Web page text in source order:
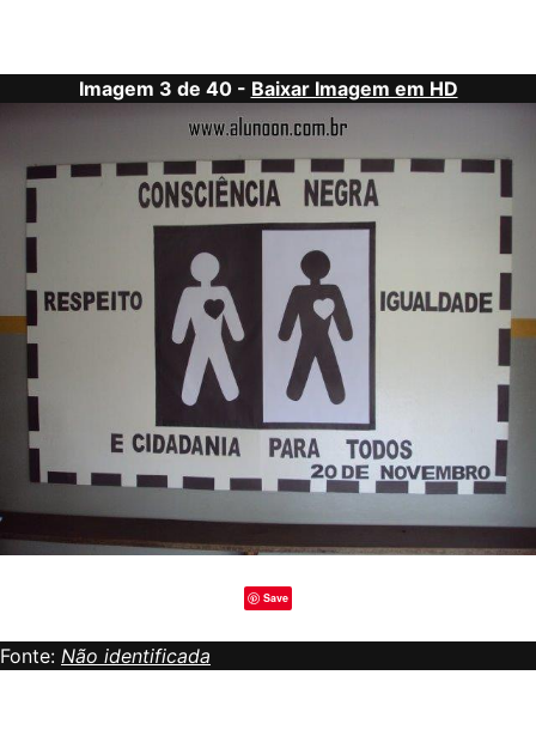
Imagem 3 de 40 - Baixar Imagem em HD
Save
Fonte: Não identificada